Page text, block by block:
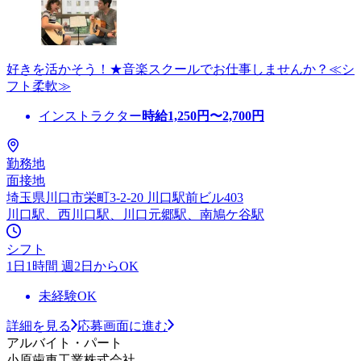
好きを活かそう！★音楽スクールでお仕事しませんか？≪シ
フト柔軟≫
インストラクター時給1,250円〜2,700円
勤務地
面接地
埼玉県川口市栄町3-2-20 川口駅前ビル403
川口駅、西川口駅、川口元郷駅、南鳩ケ谷駅
シフト
1日1時間 週2日からOK
未経験OK
詳細を見る
応募画面に進む
アルバイト・パート